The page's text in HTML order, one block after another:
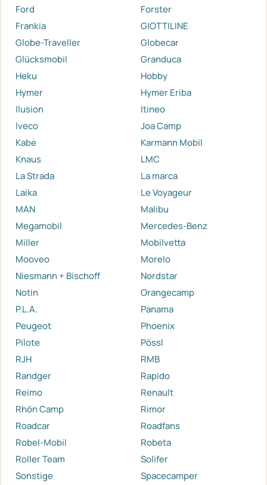
Ford
Forster
Frankia
GIOTTILINE
Globe-Traveller
Globecar
Glücksmobil
Granduca
Heku
Hobby
Hymer
Hymer Eriba
Ilusion
Itineo
Iveco
Joa Camp
Kabe
Karmann Mobil
Knaus
LMC
La Strada
La marca
Laika
Le Voyageur
MAN
Malibu
Megamobil
Mercedes-Benz
Miller
Mobilvetta
Mooveo
Morelo
Niesmann + Bischoff
Nordstar
Notin
Orangecamp
P.L.A.
Panama
Peugeot
Phoenix
Pilote
Pössl
RJH
RMB
Randger
Rapido
Reimo
Renault
Rhön Camp
Rimor
Roadcar
Roadfans
Robel-Mobil
Robeta
Roller Team
Solifer
Sonstige
Spacecamper